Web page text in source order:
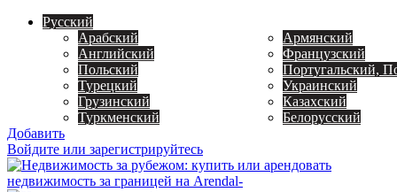
Русский
Арабский
Армянский
Английский
Французский
Польский
Португальский,
Турецкий
Украинский
Грузинский
Казахский
Туркменский
Белорусский
Добавить
Войдите или зарегистрируйтесь